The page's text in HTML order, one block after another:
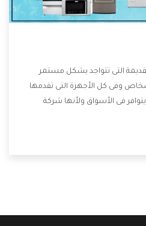
التى تتواجد بشكل مستمر
وفى كل الأجهزة التى تقدمها
فى الأسواق ولأنها شركة
والخصومات التى تسهل على